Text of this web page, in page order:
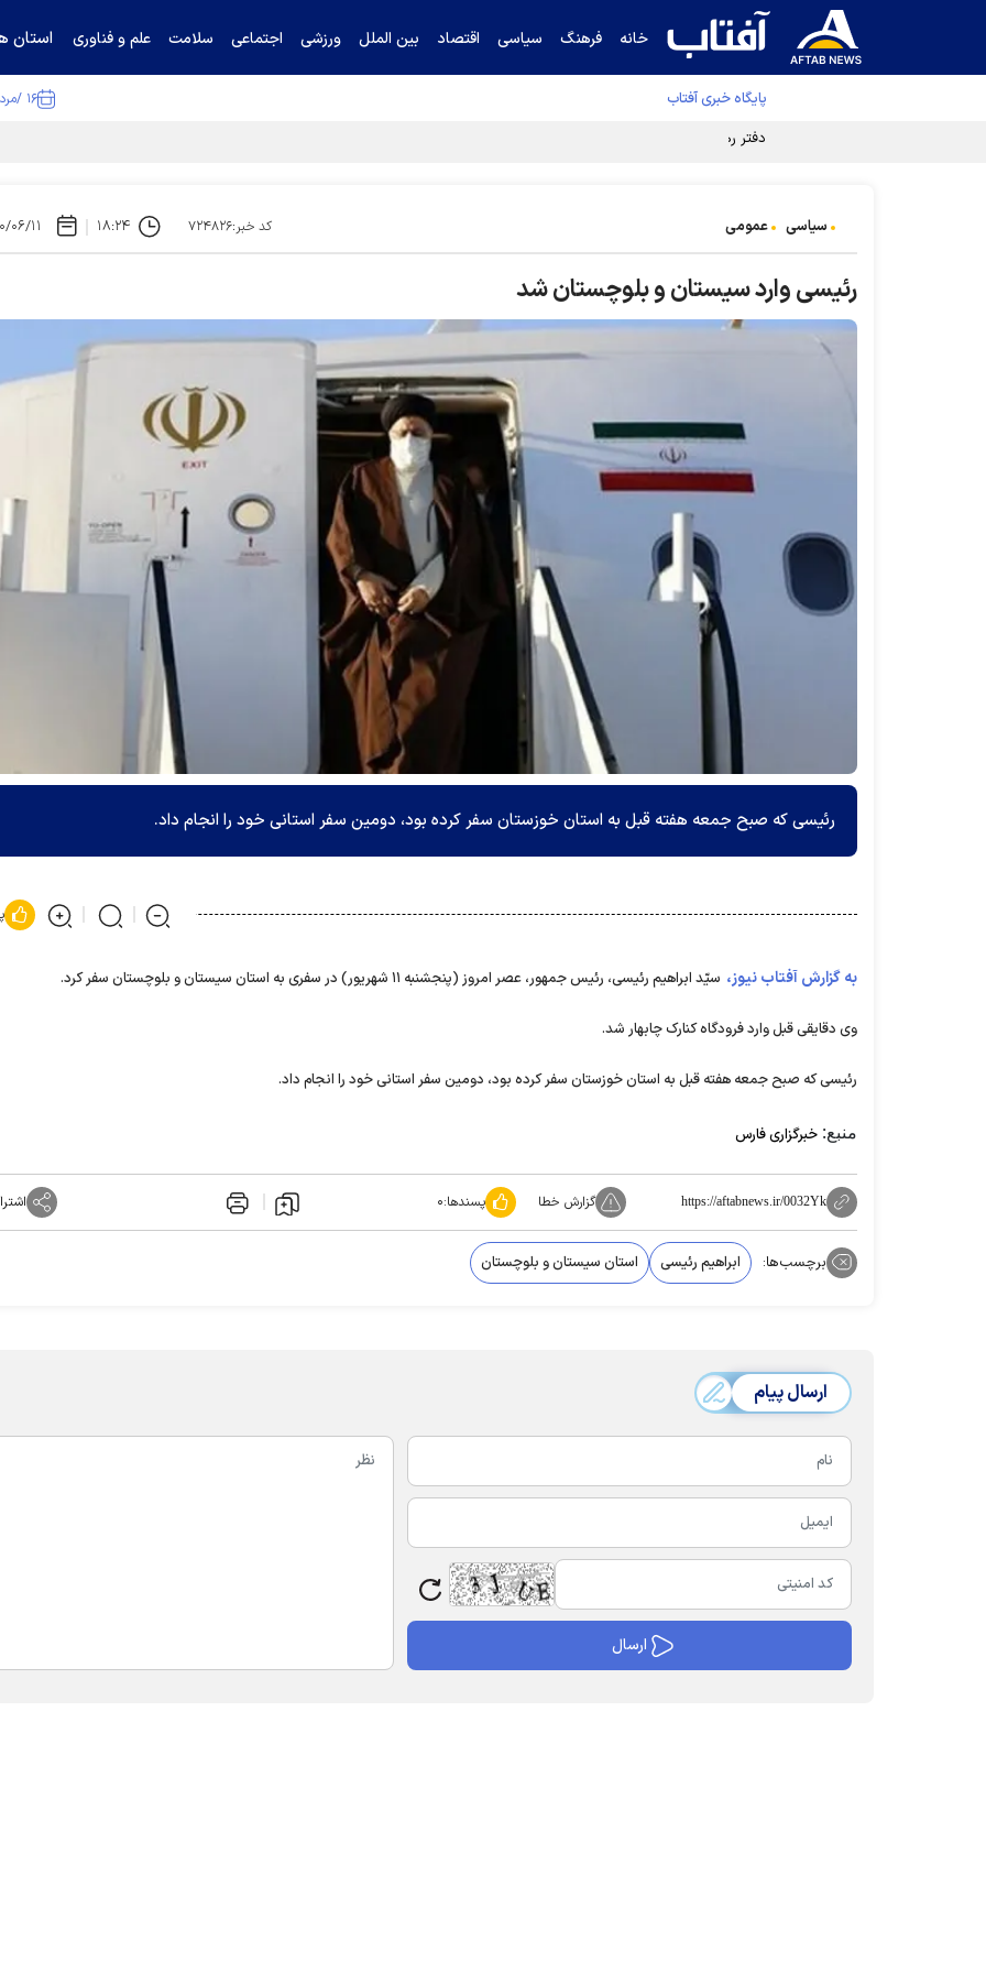
خانه فرهنگ سیاسی اقتصاد بین الملل ورزشی اجتماعی سلامت علم و فناوری استان
پایگاه خبری آفتاب ۱۶ /مرداد /۱۴۰۵
دفتر رهبر انقلاب ادعای خرازی درباره پزشکیان را تکذیب کرد
سیاسی عمومی کد خبر:۷۲۴۸۲۶ ۱۸:۲۴ ۱۴۰۰/
رئیسی وارد سیستان و بلوچستان شد
رئیسی که صبح جمعه هفته قبل به استان خوزستان سفر کرده بود، دومین سفر استانی خود را انجام داد.
به گزارش آفتاب نیوز، سیّد ابراهیم رئیسی، رئیس جمهور، عصر امروز (پنجشنبه ۱۱ شهریور) در سفری به استان سیستان و بلوچستان سفر کرد.
وی دقایقی قبل وارد فرودگاه کنارک چابهار شد.
رئیسی که صبح جمعه هفته قبل به استان خوزستان سفر کرده بود، دومین سفر استانی خود را انجام داد.
منبع: خبرگزاری فارس
https://aftabnews.ir/0032Yk گزارش خطا پسندها:۰
برچسب‌ها: ابراهیم رئیسی استان سیستان و بلوچستان
ارسال پیام